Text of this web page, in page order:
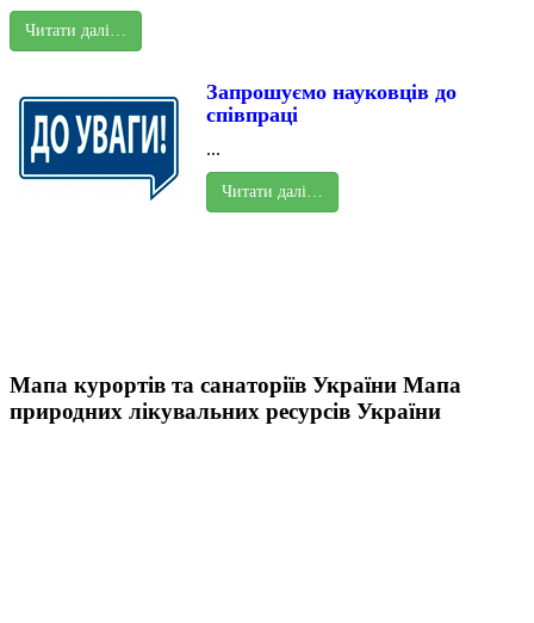
Читати далі…
Запрошуємо науковців до
співпраці
...
Читати далі…
Мапа курортів та санаторіїв України Мапа
природних лікувальних ресурсів України